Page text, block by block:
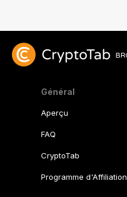
Général
Aperçu
FAQ
CryptoTab
Programme d'Affiliation